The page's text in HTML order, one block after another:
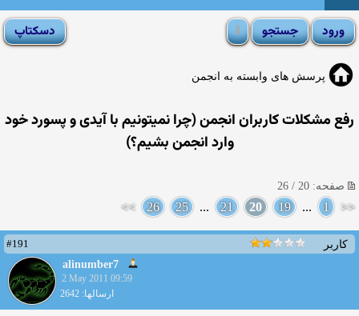
پرسش های وابسته به انجمن
رفع مشکلات کاربران انجمن (چرا نمیتونیم با آیدی و پسورد خود
وارد انجمن بشیم؟)
صفحه: 20 / 26
<<
1
...
19
20
21
...
25
26
>>
کاربر
#191
alinumber7
2 May 2011 09:59
ارسالها: 2642